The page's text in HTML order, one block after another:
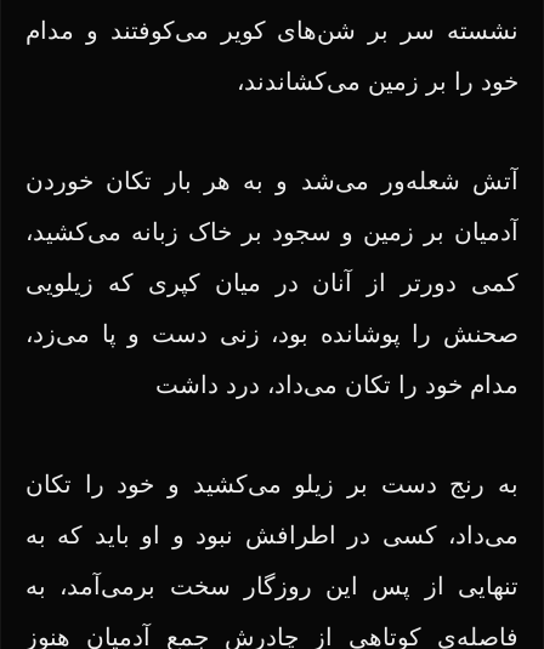
نشسته سر بر شن‌های کویر می‌کوفتند و مدام
خود را بر زمین می‌کشاندند،
آتش شعله‌ور می‌شد و به هر بار تکان خوردن
آدمیان بر زمین و سجود بر خاک زبانه می‌کشید،
کمی دورتر از آنان در میان کپری که زیلویی
صحنش را پوشانده بود، زنی دست و پا می‌زد،
مدام خود را تکان می‌داد، درد داشت
به رنج دست بر زیلو می‌کشید و خود را تکان
می‌داد، کسی در اطرافش نبود و او باید که به
تنهایی از پس این روزگار سخت برمی‌آمد، به
فاصله‌ی کوتاهی از چادرش جمع آدمیان هنوز